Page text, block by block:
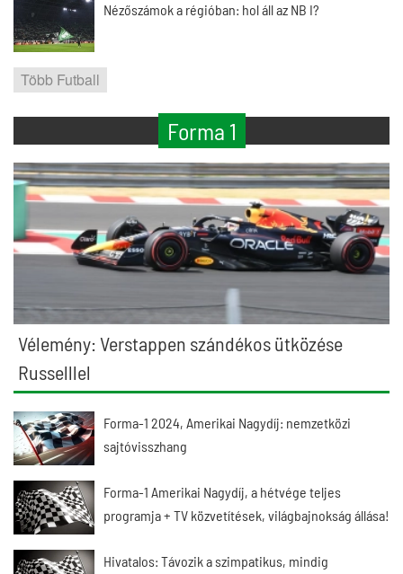
Nézőszámok a régióban: hol áll az NB I?
Több Futball
Forma 1
Vélemény: Verstappen szándékos ütközése
Russelllel
Forma-1 2024, Amerikai Nagydíj: nemzetközi
sajtóvisszhang
Forma-1 Amerikai Nagydíj, a hétvége teljes
programja + TV közvetítések, világbajnokság állása!
Hivatalos: Távozik a szimpatikus, mindig